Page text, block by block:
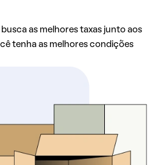
as melhores taxas junto aos
tenha as melhores condições